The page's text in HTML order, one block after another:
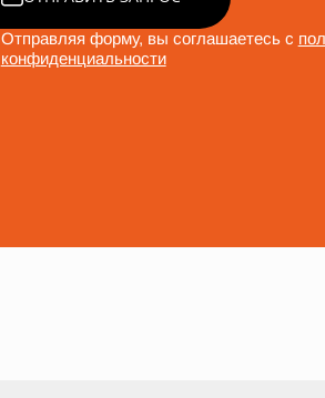
Отправляя форму, вы соглашаетесь с
конфиденциальности